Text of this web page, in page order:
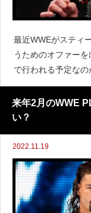
最近WWEがスティ
うためのオファー
で行われる予定なの
ルマニア39やサウ
の噂に対してオー
来年2月のWWE
い？
2022.11.19